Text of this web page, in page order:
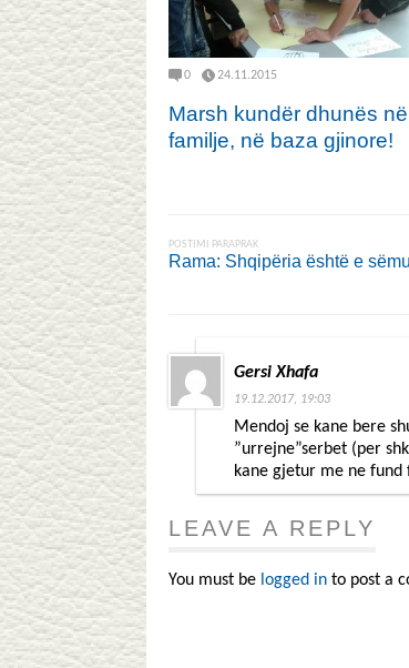
0 24.11.2015
Marsh kundër dhunës në
familje, në baza gjinore!
POSTIMI PARAPRAK
Rama: Shqipëria është e
Gersi Xhafa
19.12.2017, 19:03
Mendoj se kane bere
”urrejne”serbet (per
kane gjetur me ne
LEAVE A REPLY
You must be logged in to post a